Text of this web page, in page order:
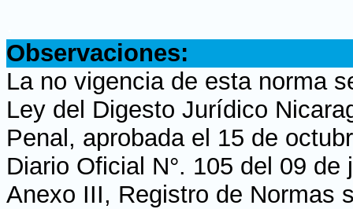
Observaciones:
La no vigencia de esta norma
Ley del Digesto Jurídico
Penal, aprobada el 15 de
Diario Oficial N°. 105 del 09
Anexo III, Registro de Normas